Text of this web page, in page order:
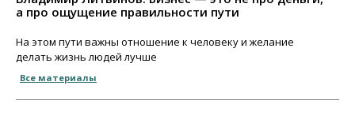
а про ощущение правильности пути
На этом пути важны отношение к человеку и желание
делать жизнь людей лучше
Все материалы